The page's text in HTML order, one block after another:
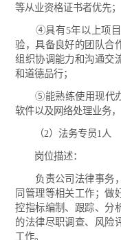
等从业资格证书者优先；
④具有5年以上项目
验，具备良好的团队合
组织协调能力和沟通交
和道德品行；
⑤能熟练使用现代办
软件以及网络处理业务
（2）法务专员1人
岗位描述：
负责公司法律事务，
同管理等相关工作；做
控指标编制、跟踪、分
的法律尽职调查、风险
工作。